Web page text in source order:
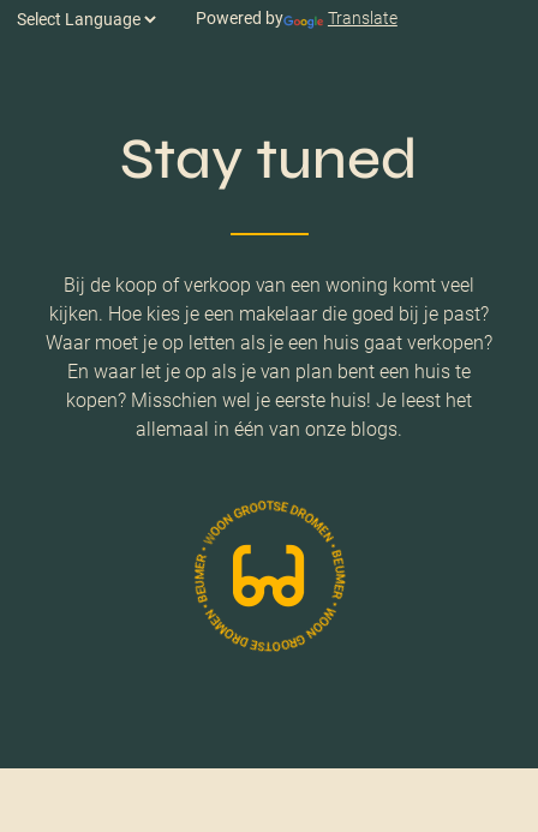
Powered by Translate
Stay tuned
Bij de koop of verkoop van een woning komt veel
kijken. Hoe kies je een makelaar die goed bij je past?
Waar moet je op letten als je een huis gaat verkopen?
En waar let je op als je van plan bent een huis te
kopen? Misschien wel je eerste huis! Je leest het
allemaal in één van onze blogs.